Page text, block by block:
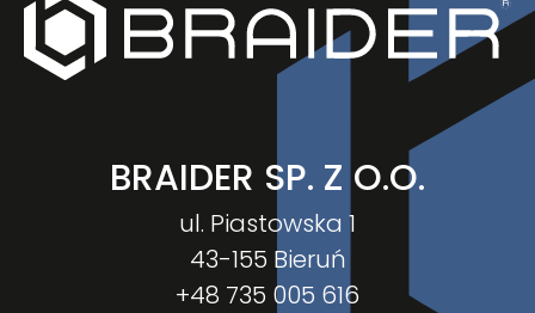
BRAIDER SP. Z O.O.
ul. Piastowska 1
43-155 Bieruń
+48 735 005 616